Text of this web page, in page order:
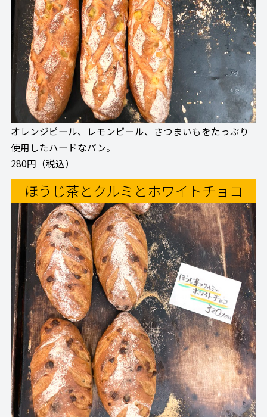
オレンジピール、レモンピール、さつまいもをたっぷり
使用したハードなパン。
280円（税込）
ほうじ茶とクルミとホワイトチョコ